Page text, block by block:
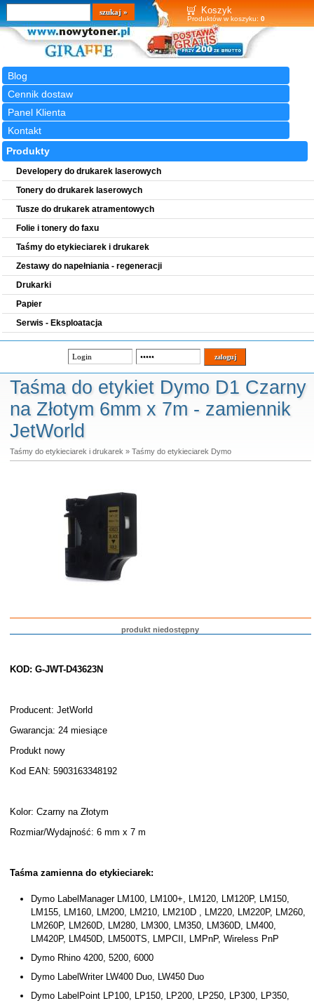
Koszyk
Produktów w koszyku: 0
Blog
Cennik dostaw
Panel Klienta
Kontakt
Wyszukiwarka
szukaj
Produkty
Developery do drukarek laserowych
Tonery do drukarek laserowych
Tusze do drukarek atramentowych
Folie i tonery do faxu
Taśmy do etykieciarek i drukarek
Zestawy do napełniania - regeneracji
Drukarki
Papier
Serwis - Eksploatacja
Taśma do etykiet Dymo D1 Czarny
na Złotym 6mm x 7m - zamiennik
JetWorld
Taśmy do etykieciarek i drukarek » Taśmy do etykieciarek Dymo
produkt niedostępny
KOD: G-JWT-D43623N
Producent: JetWorld
Gwarancja: 24 miesiące
Produkt nowy
Kod EAN: 5903163348192
Kolor: Czarny na Złotym
Rozmiar/Wydajność: 6 mm x 7 m
Taśma zamienna do etykieciarek:
Dymo LabelManager LM100, LM100+, LM120, LM120P, LM150,
LM155, LM160, LM200, LM210, LM210D , LM220, LM220P, LM260,
LM260P, LM260D, LM280, LM300, LM350, LM360D, LM400,
LM420P, LM450D, LM500TS, LMPCII, LMPnP, Wireless PnP
Dymo Rhino 4200, 5200, 6000
Dymo LabelWriter LW400 Duo, LW450 Duo
Dymo LabelPoint LP100, LP150, LP200, LP250, LP300, LP350,